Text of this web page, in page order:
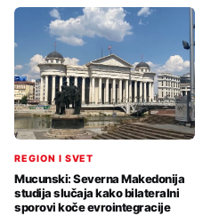
REGION I SVET
Mucunski: Severna Makedonija
studija slučaja kako bilateralni
sporovi koče evrointegracije